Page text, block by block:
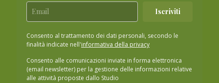
Iscriviti
Consento al trattamento dei dati personali, secondo le
finalità indicate nell'informativa della privacy
Consento alle comunicazioni inviate in forma elettronica
(email newsletter) per la gestione delle informazioni relative
alle attività proposte dallo Studio